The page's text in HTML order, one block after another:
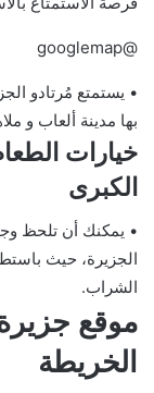
@googlemap
• يستمتع مُرتادو
بها مدينة ألعاب و
خيارات
الكبرى
• يمكنك أن تلحظ
الجزيرة، حيث
الشراب.
موقع
الخريطة